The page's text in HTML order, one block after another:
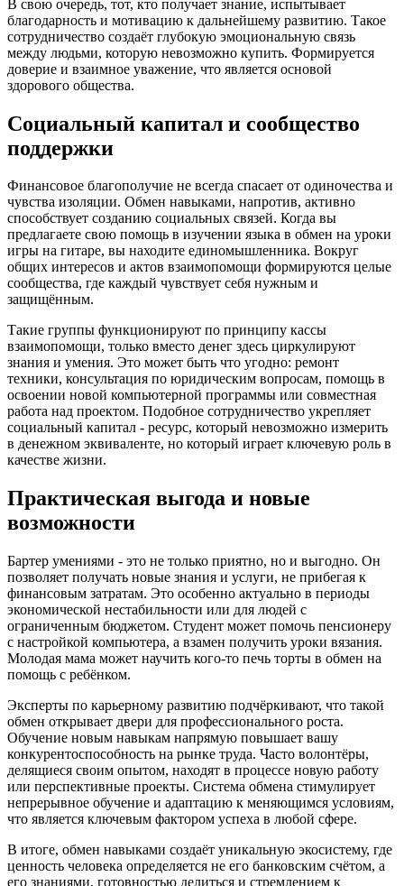
В свою очередь, тот, кто получает знание, испытывает
благодарность и мотивацию к дальнейшему развитию. Такое
сотрудничество создаёт глубокую эмоциональную связь
между людьми, которую невозможно купить. Формируется
доверие и взаимное уважение, что является основой
здорового общества.
Социальный капитал и сообщество
поддержки
Финансовое благополучие не всегда спасает от одиночества и
чувства изоляции. Обмен навыками, напротив, активно
способствует созданию социальных связей. Когда вы
предлагаете свою помощь в изучении языка в обмен на уроки
игры на гитаре, вы находите единомышленника. Вокруг
общих интересов и актов взаимопомощи формируются целые
сообщества, где каждый чувствует себя нужным и
защищённым.
Такие группы функционируют по принципу кассы
взаимопомощи, только вместо денег здесь циркулируют
знания и умения. Это может быть что угодно: ремонт
техники, консультация по юридическим вопросам, помощь в
освоении новой компьютерной программы или совместная
работа над проектом. Подобное сотрудничество укрепляет
социальный капитал - ресурс, который невозможно измерить
в денежном эквиваленте, но который играет ключевую роль в
качестве жизни.
Практическая выгода и новые
возможности
Бартер умениями - это не только приятно, но и выгодно. Он
позволяет получать новые знания и услуги, не прибегая к
финансовым затратам. Это особенно актуально в периоды
экономической нестабильности или для людей с
ограниченным бюджетом. Студент может помочь пенсионеру
с настройкой компьютера, а взамен получить уроки вязания.
Молодая мама может научить кого-то печь торты в обмен на
помощь с ребёнком.
Эксперты по карьерному развитию подчёркивают, что такой
обмен открывает двери для профессионального роста.
Обучение новым навыкам напрямую повышает вашу
конкурентоспособность на рынке труда. Часто волонтёры,
делящиеся своим опытом, находят в процессе новую работу
или перспективные проекты. Система обмена стимулирует
непрерывное обучение и адаптацию к меняющимся условиям,
что является ключевым фактором успеха в любой сфере.
В итоге, обмен навыками создаёт уникальную экосистему, где
ценность человека определяется не его банковским счётом, а
его знаниями, готовностью делиться и стремлением к